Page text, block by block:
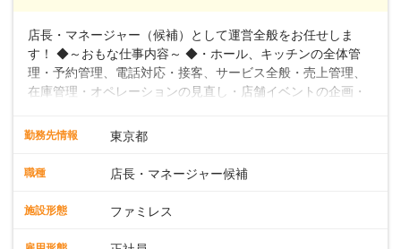
店長・マネージャー（候補）として運営全般をお任せしま
す！ ◆～おもな仕事内容～ ◆・ホール、キッチンの全体管
理・予約管理、電話対応・接客、サービス全般・売上管理、
在庫管理・オペレーションの見直し・店舗イベントの企画・
入社後はスキルに合わせた業務からお任せしますので、徐々
向上を目指すDX推進～ ◆すかいらーくのレストランでは、
スタッフの働きやすさをサポートしています。配膳ロボット
や歩行数が約40%も削減されました！また、配膳ロボットに
勤務先情報 東京都
職種 店長・マネージャー候補
施設形態 ファミレス